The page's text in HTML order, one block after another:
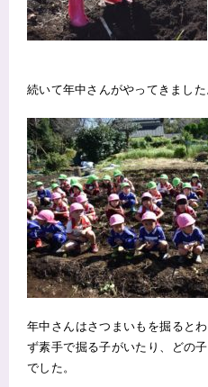
続いて年中さんがやってきました
年中さんはさつまいもを掘ると
ず素手で掘る子がいたり、どの
でした。